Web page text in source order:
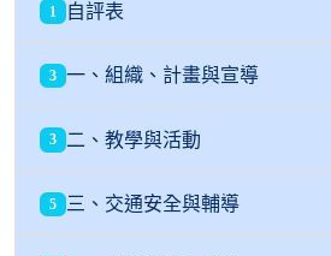
1 自評表
3 一、組織、計畫與宣導
3 二、教學與活動
5 三、交通安全與輔導